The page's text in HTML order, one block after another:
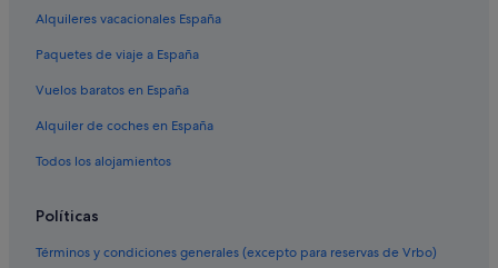
Alquileres vacacionales España
Paquetes de viaje a España
Vuelos baratos en España
Alquiler de coches en España
Todos los alojamientos
Políticas
Términos y condiciones generales (excepto para reservas de Vrbo)